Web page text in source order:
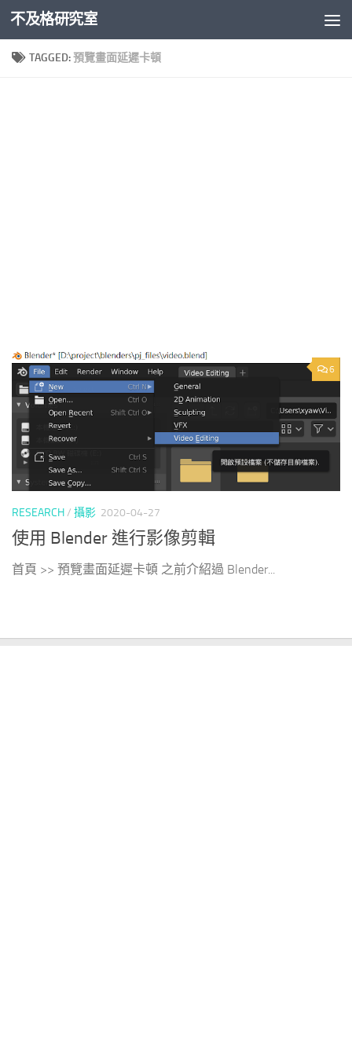
Skip to content
不及格研究室
TAGGED:預覽畫面延遲卡頓
6
RESEARCH/ 攝影 2020-04-27
使用 Blender 進行影像剪輯
首頁 >> 預覽畫面延遲卡頓 之前介紹過 Blender...